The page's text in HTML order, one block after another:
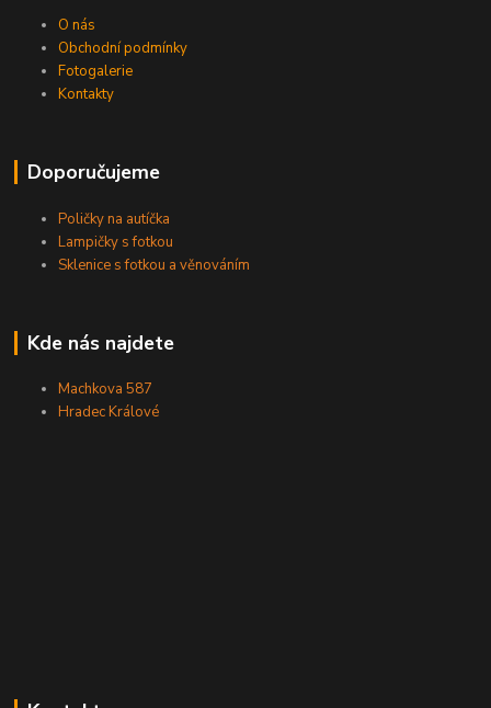
O nás
Obchodní podmínky
Fotogalerie
Kontakty
Doporučujeme
Poličky na autíčka
Lampičky s fotkou
Sklenice s fotkou a věnováním
Kde nás najdete
Machkova 587
Hradec Králové